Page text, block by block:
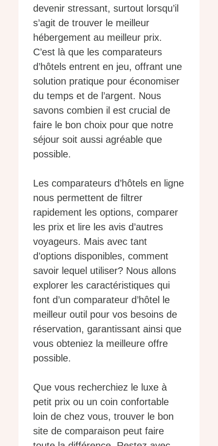
devenir stressant, surtout lorsqu’il
s’agit de trouver le meilleur
hébergement au meilleur prix.
C’est là que les comparateurs
d’hôtels entrent en jeu, offrant une
solution pratique pour économiser
du temps et de l’argent. Nous
savons combien il est crucial de
faire le bon choix pour que notre
séjour soit aussi agréable que
possible.
Les comparateurs d’hôtels en ligne
nous permettent de filtrer
rapidement les options, comparer
les prix et lire les avis d’autres
voyageurs. Mais avec tant
d’options disponibles, comment
savoir lequel utiliser? Nous allons
explorer les caractéristiques qui
font d’un comparateur d’hôtel le
meilleur outil pour vos besoins de
réservation, garantissant ainsi que
vous obteniez la meilleure offre
possible.
Que vous recherchiez le luxe à
petit prix ou un coin confortable
loin de chez vous, trouver le bon
site de comparaison peut faire